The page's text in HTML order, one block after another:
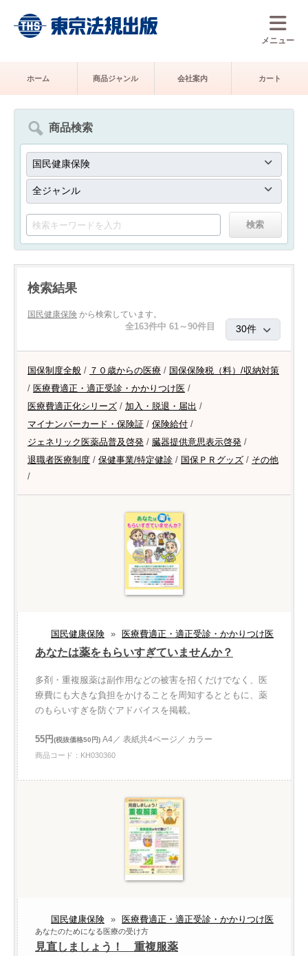
メニュー
ホーム 商品ジャンル 会社案内 カート
商品検索
検索結果
国民健康保険 から検索しています。
全163件中 61～90件目
国保制度全般 / ７０歳からの医療 / 国保保険税（料）/収納対策
/ 医療費適正・適正受診・かかりつけ医 /
医療費適正化シリーズ / 加入・脱退・届出 /
マイナンバーカード・保険証 / 保険給付 /
ジェネリック医薬品普及啓発 / 臓器提供意思表示啓発 /
退職者医療制度 / 保健事業/特定健診 / 国保ＰＲグッズ / その他
/
国民健康保険 » 医療費適正・適正受診・かかりつけ医
あなたは薬をもらいすぎていませんか？
多剤・重複服薬は副作用などの被害を招くだけでなく、医
療費にも大きな負担をかけることを周知するとともに、薬
のもらいすぎを防ぐアドバイスを掲載。
55円(税抜価格50円) A4／ 表紙共4ページ／ カラー
商品コード：KH030360
国民健康保険 » 医療費適正・適正受診・かかりつけ医
あなたのためになる医療の受け方
見直しましょう！ 重複服薬